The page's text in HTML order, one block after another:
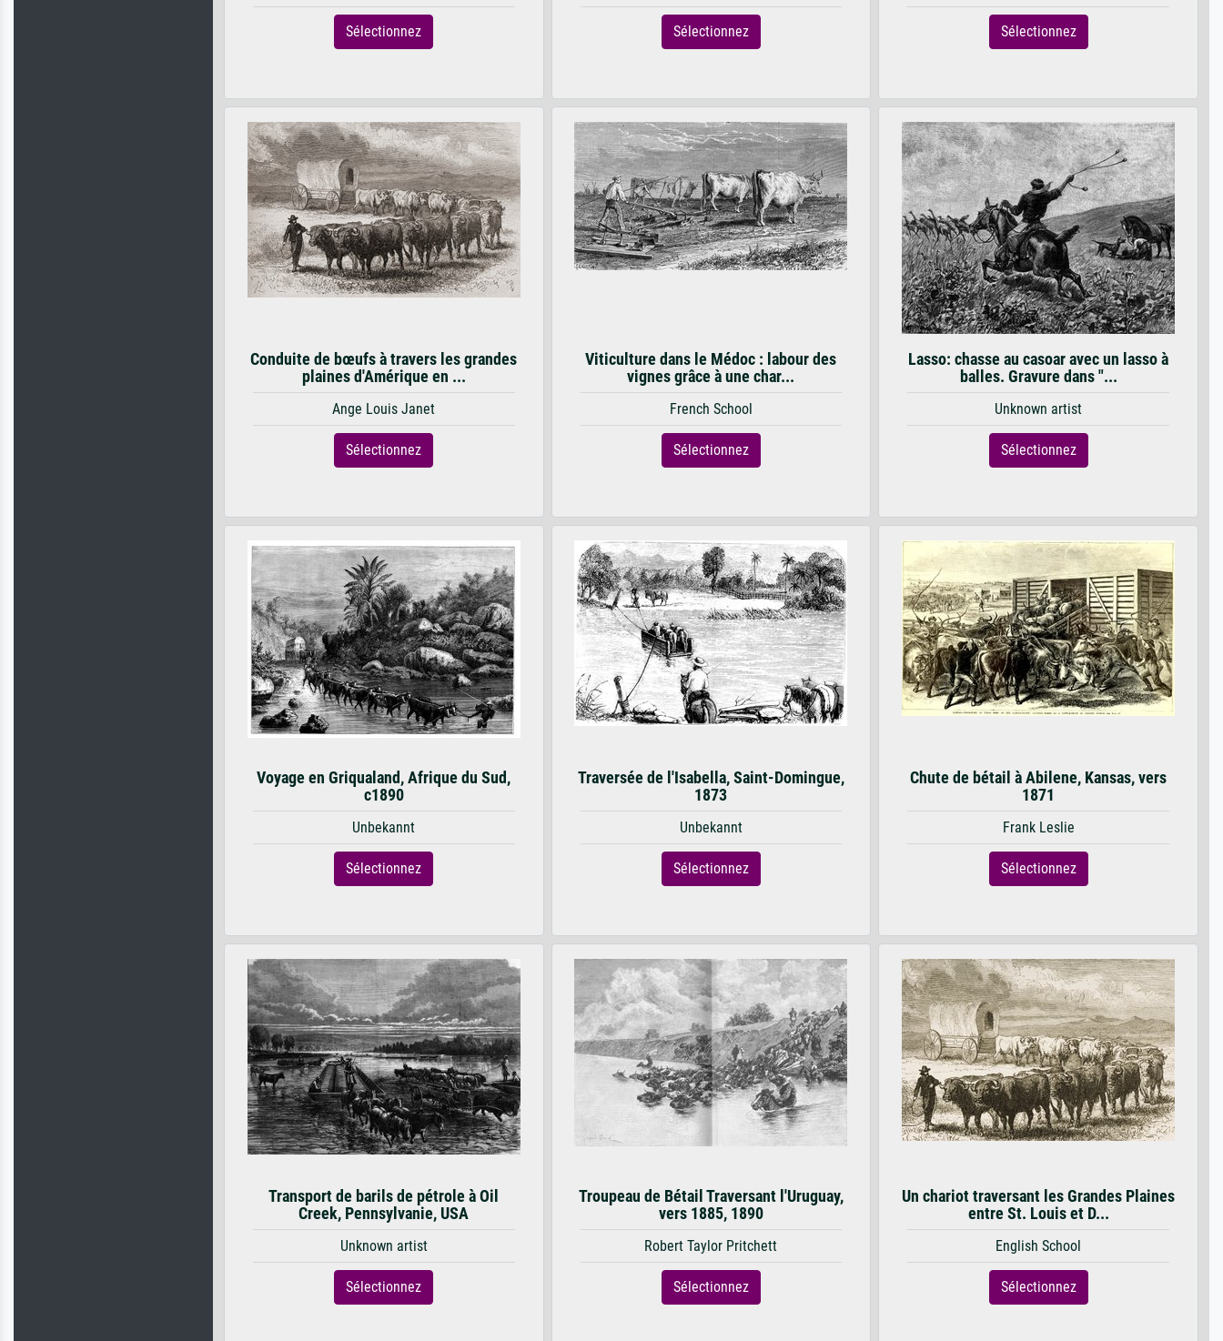
Sélectionnez Sélectionnez Sélectionnez
Conduite de bœufs à travers les grandes
plaines d'Amérique en ...
Ange Louis Janet
Sélectionnez
Viticulture dans le Médoc : labour des
vignes grâce à une char...
French School
Sélectionnez
Lasso: chasse au casoar avec un lasso à
balles. Gravure dans "...
Unknown artist
Sélectionnez
Voyage en Griqualand, Afrique du Sud,
c1890
Unbekannt
Sélectionnez
Traversée de l'Isabella, Saint-Domingue,
1873
Unbekannt
Sélectionnez
Chute de bétail à Abilene, Kansas, vers
1871
Frank Leslie
Sélectionnez
Transport de barils de pétrole à Oil
Creek, Pennsylvanie, USA
Unknown artist
Sélectionnez
Troupeau de Bétail Traversant l'Uruguay,
vers 1885, 1890
Robert Taylor Pritchett
Sélectionnez
Un chariot traversant les Grandes Plaines
entre St. Louis et D...
English School
Sélectionnez